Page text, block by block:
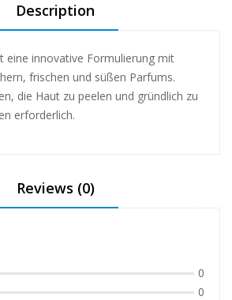
Description
eine innovative Formulierung mit
frischen und süßen Parfums.
die Haut zu peelen und gründlich zu
erforderlich.
Reviews (0)
0
0